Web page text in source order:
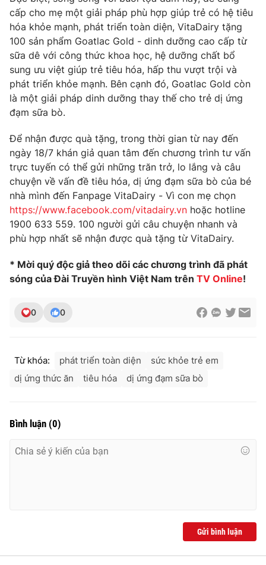
THỜI BÁO VTV
Theo dõi báo trên
Cơ quan chủ quản:Đài Truyền hình Việt Nam
Cơ quan báo chí:Thời báo VTV
Giấy phép hoạt động báo in và báo điện tử số 483/GP-BTTTT
cấp ngày 29/12/2023
Tổng Biên tập:Vũ Thanh Thủy
Phó Tổng Biên tập:Nguyễn Thị Mỹ Hạnh, Phạm Quốc Thắng,
Nguyễn Trọng Ninh
Ðiện thoại Thời báo VTV:
024.66 897 897
Liên hệ quảng cáo:
cấp cho mẹ một giải pháp phù hợp giúp trẻ có hệ tiêu
hóa khỏe mạnh, phát triển toàn diện, VitaDairy tặng
100 sản phẩm Goatlac Gold - dinh dưỡng cao cấp từ
sữa dê với công thức khoa học, hệ dưỡng chất bổ
sung ưu việt giúp trẻ tiêu hóa, hấp thu vượt trội và
phát triển khỏe mạnh. Bên cạnh đó, Goatlac Gold còn
là một giải pháp dinh dưỡng thay thế cho trẻ dị ứng
đạm sữa bò.
Để nhận được quà tặng, trong thời gian từ nay đến
ngày 18/7 khán giả quan tâm đến chương trình tư vấn
trực tuyến có thể gửi những trăn trở, lo lắng và câu
chuyện về vấn đề tiêu hóa, dị ứng đạm sữa bò của bé
nhà mình đến Fanpage VitaDairy - Vì con mẹ chọn
https://www.facebook.com/vitadairy.vn hoặc hotline
1900 633 559. 100 người gửi câu chuyện nhanh và
phù hợp nhất sẽ nhận được quà tặng từ VitaDairy.
* Mời quý độc giả theo dõi các chương trình đã phát
sóng của Đài Truyền hình Việt Nam trên TV Online!
0 0
Từ khóa: phát triển toàn diện
sức khỏe trẻ em
dị ứng thức ăn
tiêu hóa dị ứng đạm sữa bò
Bình luận (0)
Gửi bình luận